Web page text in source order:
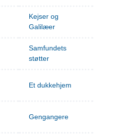
Kejser og
Galilæer
Samfundets
støtter
Et dukkehjem
Gengangere